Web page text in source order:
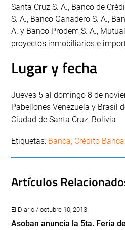
Santa Cruz S. A., Banco de
S. A., Banco Ganadero S. A.,
A. y Banco Prodem S. A.,
proyectos inmobiliarios e
Lugar y fecha
Jueves 5 al domingo 8 de
Pabellones Venezuela y Brasil
Ciudad de Santa Cruz, Bolivia
Etiquetas: Banca, Crédito
Artículos
El Diario / octubre 10, 2013
Asoban anuncia la 5ta. Feria